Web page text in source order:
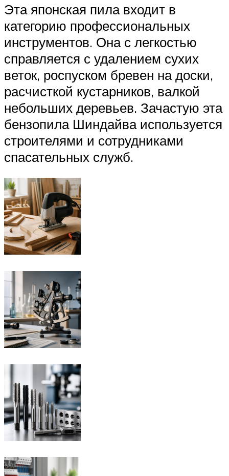
Эта японская пила входит в
категорию профессиональных
инструментов. Она с легкостью
справляется с удалением сухих
веток, роспуском бревен на доски,
расчисткой кустарников, валкой
небольших деревьев. Зачастую эта
бензопила Шиндайва используется
строителями и сотрудниками
спасательных служб.